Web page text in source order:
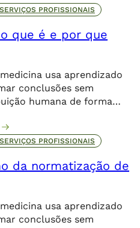
SERVIÇOS PROFISSIONAIS
que é e por que
usa aprendizado
conclusões sem
humana de forma
SERVIÇOS PROFISSIONAIS
da normatização de
usa aprendizado
conclusões sem